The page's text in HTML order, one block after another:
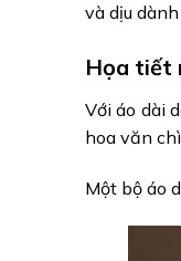
và dịu
Họa tiết
Với áo dài
hoa văn
Một bộ áo